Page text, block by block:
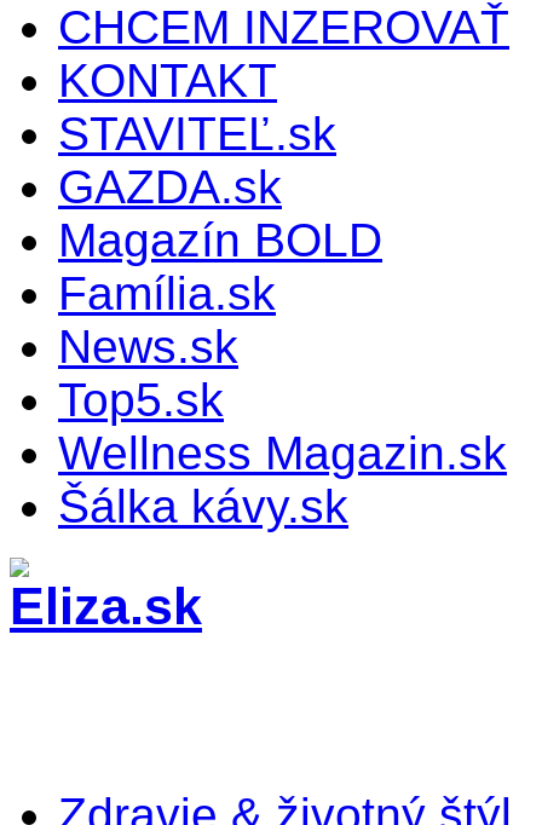
CHCEM INZEROVAŤ
KONTAKT
STAVITEĽ.sk
GAZDA.sk
Magazín BOLD
Família.sk
News.sk
Top5.sk
Wellness Magazin.sk
Šálka kávy.sk
Zdravie & životný štýl